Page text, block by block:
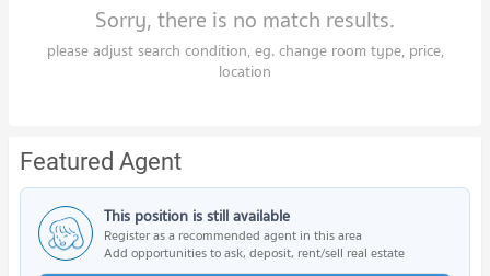
Sorry, there is no match results.
please adjust search condition, eg. change room type, price,
location
Featured Agent
This position is still available
Register as a recommended agent in this area
Add opportunities to ask, deposit, rent/sell real estate